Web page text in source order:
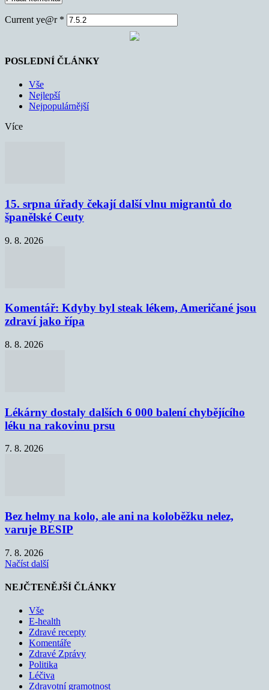
Current ye@r *
POSLEDNÍ ČLÁNKY
Vše
Nejlepší
Nejpopulárnější
Více
15. srpna úřady čekají další vlnu migrantů do
španělské Ceuty
9. 8. 2026
Komentář: Kdyby byl steak lékem, Američané jsou
zdraví jako řípa
8. 8. 2026
Lékárny dostaly dalších 6 000 balení chybějícího
léku na rakovinu prsu
7. 8. 2026
Bez helmy na kolo, ale ani na koloběžku nelez,
varuje BESIP
7. 8. 2026
Načíst další
NEJČTENĚJŠÍ ČLÁNKY
Vše
E-health
Zdravé recepty
Komentáře
Zdravé Zprávy
Politika
Léčiva
Zdravotní gramotnost